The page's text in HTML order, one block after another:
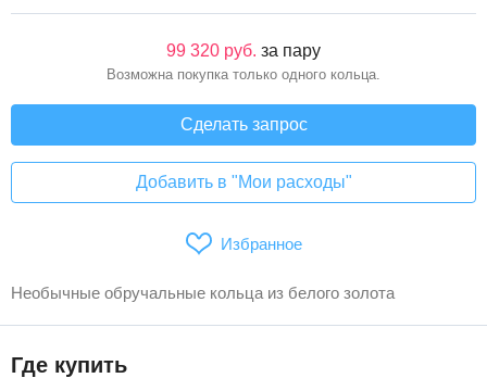
99 320 руб. за пару
Возможна покупка только одного кольца.
Сделать запрос
Добавить в "Мои расходы"
Избранное
Необычные обручальные кольца из белого золота
Где купить